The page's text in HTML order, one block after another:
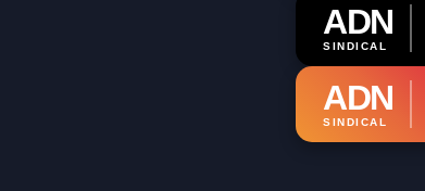
ADN
SINDICAL
ADN
SINDICAL